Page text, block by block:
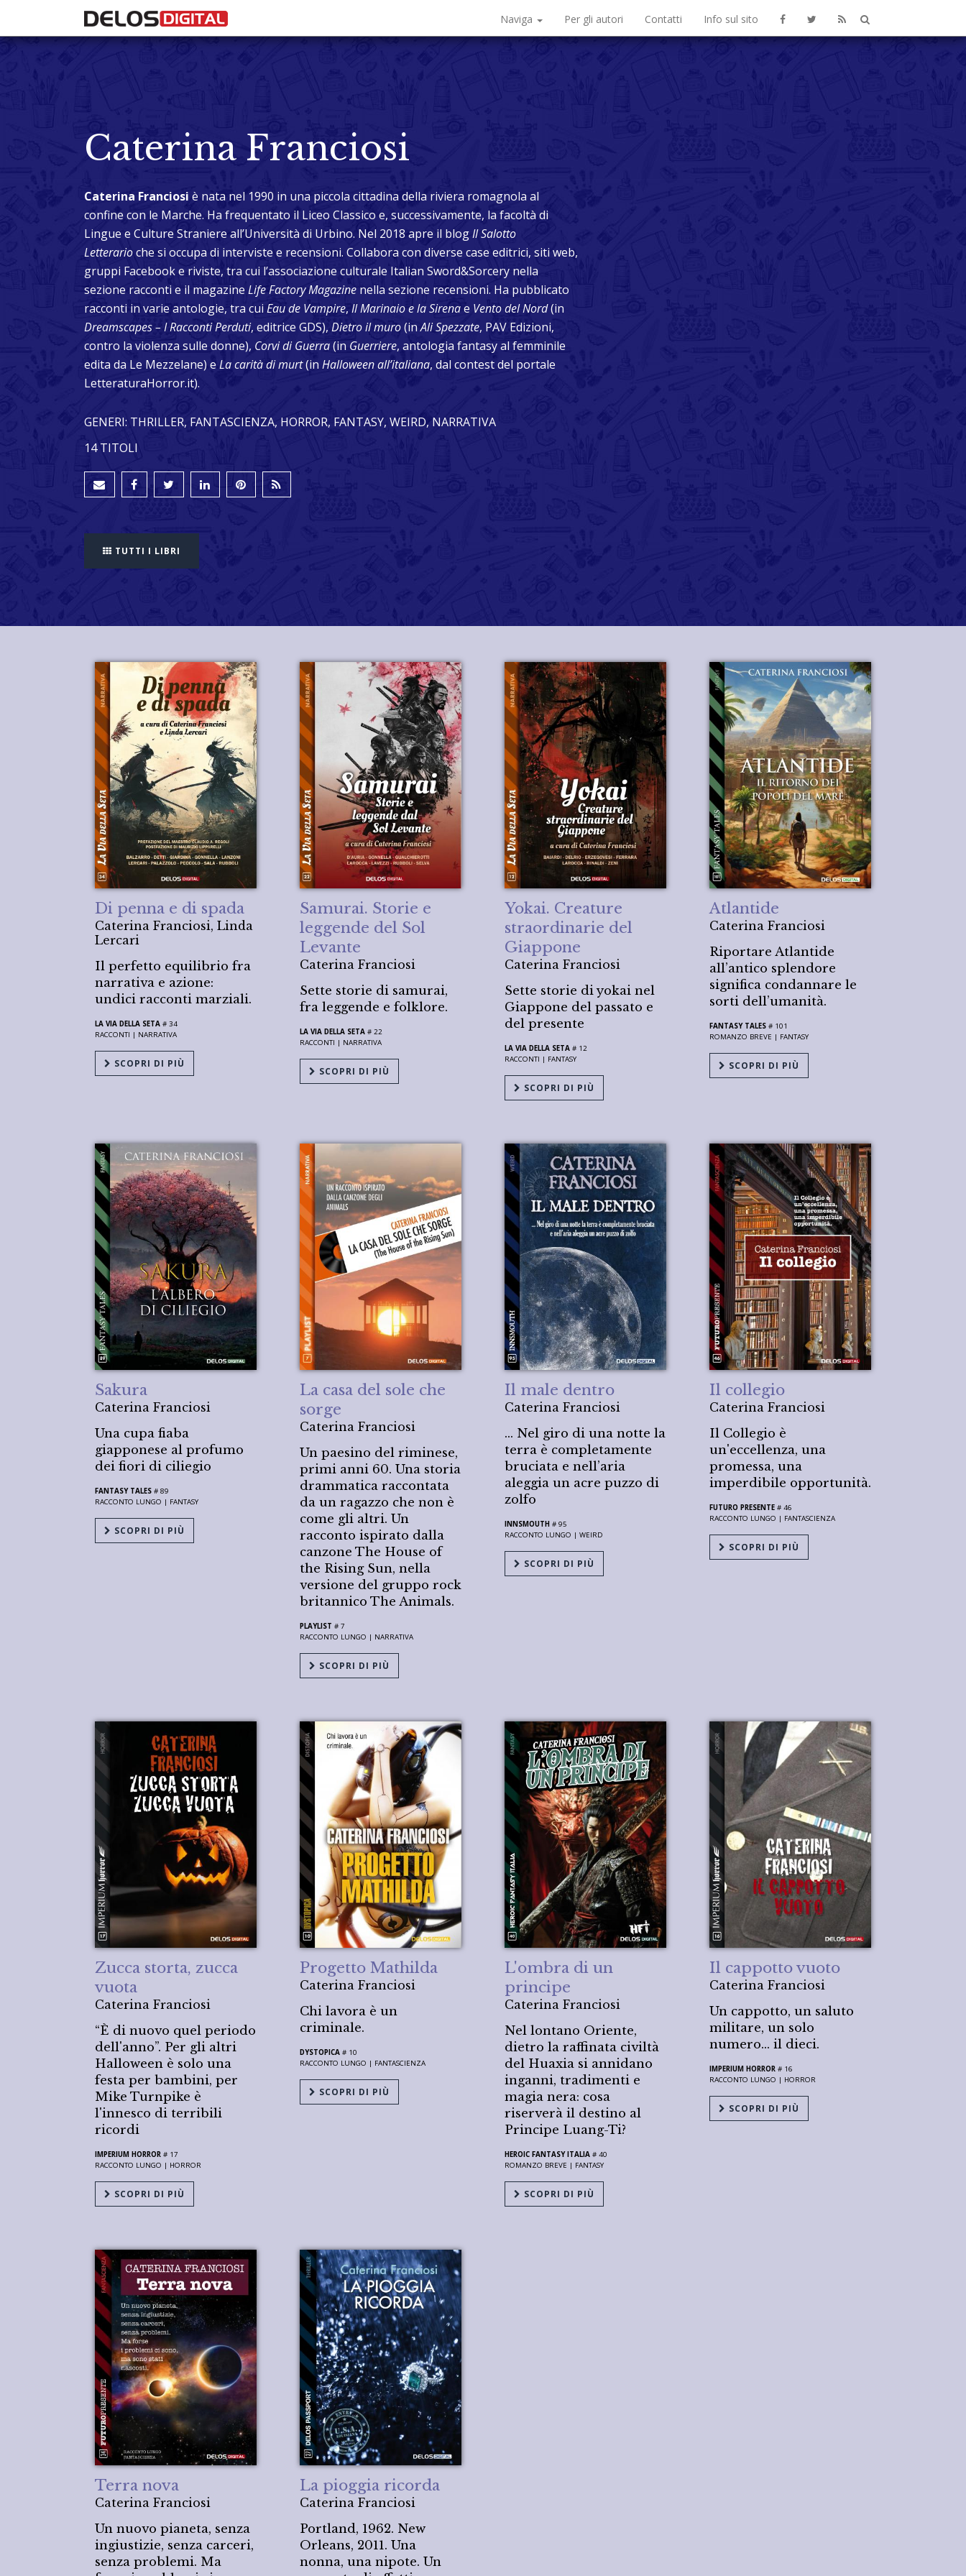
Naviga Per gli autori Contatti Info sul sito
Caterina Franciosi
Caterina Franciosi è nata nel 1990 in una piccola cittadina della riviera romagnola al
confine con le Marche. Ha frequentato il Liceo Classico e, successivamente, la facoltà di
Lingue e Culture Straniere all’Università di Urbino. Nel 2018 apre il blogIl Salotto
Letterarioche si occupa di interviste e recensioni. Collabora con diverse case editrici, siti web,
gruppi Facebook e riviste, tra cui l’associazione culturale Italian Sword&Sorcery nella
sezione racconti e il magazine Life Factory Magazine nella sezione recensioni. Ha pubblicato
racconti in varie antologie, tra cuiEau de Vampire, Il Marinaio e la Sirenae Vento del Nord(in
Dreamscapes – I Racconti Perduti, editrice GDS), Dietro il muro(inAli Spezzate, PAV Edizioni,
contro la violenza sulle donne), Corvi di Guerra(in Guerriere, antologia fantasy al femminile
edita da Le Mezzelane) eLa carità di murt(in Halloween all’italiana, dal contest del portale
LetteraturaHorror.it).
GENERI: THRILLER, FANTASCIENZA, HORROR, FANTASY, WEIRD, NARRATIVA
14 TITOLI
TUTTI I LIBRI
Di penna e di spada
Caterina Franciosi, Linda
Lercari
Il perfetto equilibrio fra
narrativa e azione:
undici racconti marziali.
LA VIA DELLA SETA # 34
RACCONTI | NARRATIVA
SCOPRI DI PIÙ
Samurai. Storie e
leggende del Sol
Levante
Caterina Franciosi
Sette storie di samurai,
fra leggende e folklore.
LA VIA DELLA SETA # 22
RACCONTI | NARRATIVA
SCOPRI DI PIÙ
Yokai. Creature
straordinarie del
Giappone
Caterina Franciosi
Sette storie di yokai nel
Giappone del passato e
del presente
LA VIA DELLA SETA # 12
RACCONTI | FANTASY
SCOPRI DI PIÙ
Atlantide
Caterina Franciosi
Riportare Atlantide
all’antico splendore
significa condannare le
sorti dell’umanità.
FANTASY TALES # 101
ROMANZO BREVE | FANTASY
SCOPRI DI PIÙ
Sakura
Caterina Franciosi
Una cupa fiaba
giapponese al profumo
dei fiori di ciliegio
FANTASY TALES # 89
RACCONTO LUNGO | FANTASY
SCOPRI DI PIÙ
La casa del sole che
sorge
Caterina Franciosi
Un paesino del riminese,
primi anni 60. Una storia
drammatica raccontata
da un ragazzo che non è
come gli altri. Un
racconto ispirato dalla
canzone The House of
the Rising Sun, nella
versione del gruppo rock
britannico The Animals.
PLAYLIST # 7
RACCONTO LUNGO | NARRATIVA
SCOPRI DI PIÙ
Il male dentro
Caterina Franciosi
... Nel giro di una notte la
terra è completamente
bruciata e nell’aria
aleggia un acre puzzo di
zolfo
INNSMOUTH # 95
RACCONTO LUNGO | WEIRD
SCOPRI DI PIÙ
Il collegio
Caterina Franciosi
Il Collegio è
un'eccellenza, una
promessa, una
imperdibile opportunità.
FUTURO PRESENTE # 46
RACCONTO LUNGO | FANTASCIENZA
SCOPRI DI PIÙ
Zucca storta, zucca
vuota
Caterina Franciosi
“È di nuovo quel periodo
dell'anno”. Per gli altri
Halloween è solo una
festa per bambini, per
Mike Turnpike è
l'innesco di terribili
ricordi
IMPERIUM HORROR # 17
RACCONTO LUNGO | HORROR
SCOPRI DI PIÙ
Progetto Mathilda
Caterina Franciosi
Chi lavora è un
criminale.
DYSTOPICA # 10
RACCONTO LUNGO | FANTASCIENZA
SCOPRI DI PIÙ
L'ombra di un
principe
Caterina Franciosi
Nel lontano Oriente,
dietro la raffinata civiltà
del Huaxia si annidano
inganni, tradimenti e
magia nera: cosa
riserverà il destino al
Principe Luang-Ti?
HEROIC FANTASY ITALIA # 40
ROMANZO BREVE | FANTASY
SCOPRI DI PIÙ
Il cappotto vuoto
Caterina Franciosi
Un cappotto, un saluto
militare, un solo
numero… il dieci.
IMPERIUM HORROR # 16
RACCONTO LUNGO | HORROR
SCOPRI DI PIÙ
Terra nova
Caterina Franciosi
Un nuovo pianeta, senza
ingiustizie, senza carceri,
senza problemi. Ma
La pioggia ricorda
Caterina Franciosi
Portland, 1962. New
Orleans, 2011. Una
nonna, una nipote. Un